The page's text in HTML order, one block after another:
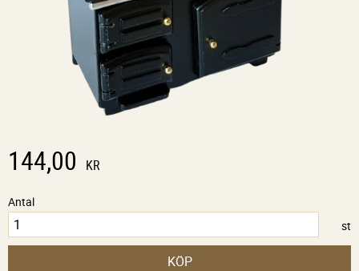
144,00 KR
Antal
st
KÖP